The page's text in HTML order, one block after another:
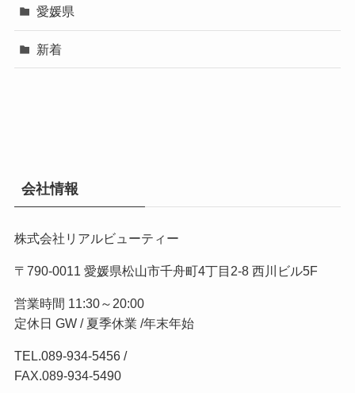
愛媛県
新着
会社情報
株式会社リアルビューティー
〒790-0011 愛媛県松山市千舟町4丁目2-8 西川ビル5F
営業時間 11:30～20:00
定休日 GW / 夏季休業 /年末年始
TEL.089-934-5456/
FAX.089-934-5490